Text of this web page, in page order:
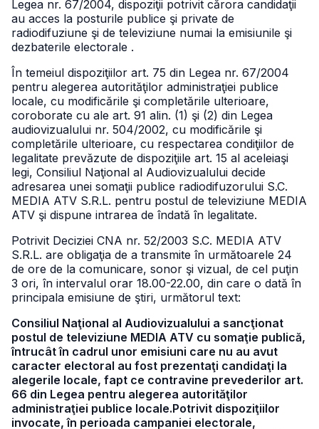
Legea nr. 67/2004, dispoziţii potrivit cărora candidaţii
au acces la posturile publice şi private de
radiodifuziune şi de televiziune numai la emisiunile şi
dezbaterile electorale .
În temeiul dispoziţiilor art. 75 din Legea nr. 67/2004
pentru alegerea autorităţilor administraţiei publice
locale, cu modificările şi completările ulterioare,
coroborate cu ale art. 91 alin. (1) şi (2) din Legea
audiovizualului nr. 504/2002, cu modificările şi
completările ulterioare, cu respectarea condiţiilor de
legalitate prevăzute de dispoziţiile art. 15 al aceleiaşi
legi, Consiliul Naţional al Audiovizualului decide
adresarea unei somaţii publice radiodifuzorului S.C.
MEDIA ATV S.R.L. pentru postul de televiziune MEDIA
ATV şi dispune intrarea de îndată în legalitate.
Potrivit Deciziei CNA nr. 52/2003 S.C. MEDIA ATV
S.R.L. are obligaţia de a transmite în următoarele 24
de ore de la comunicare, sonor şi vizual, de cel puţin
3 ori, în intervalul orar 18.00-22.00, din care o dată în
principala emisiune de ştiri, următorul text:
Consiliul Naţional al Audiovizualului a sancţionat
postul de televiziune MEDIA ATV cu somaţie publică,
întrucât în cadrul unor emisiuni care nu au avut
caracter electoral au fost prezentaţi candidaţi la
alegerile locale, fapt ce contravine prevederilor art.
66 din Legea pentru alegerea autorităţilor
administraţiei publice locale.Potrivit dispoziţiilor
invocate, în perioada campaniei electorale,